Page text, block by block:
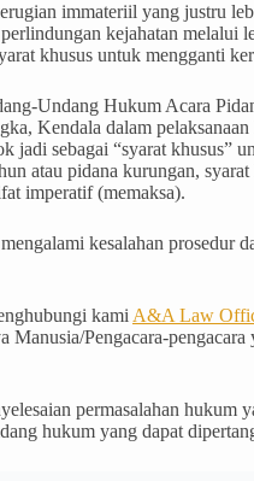
immateriil yang justru
kejahatan melalui
khusus untuk mengganti
Undang Hukum Acara
Kendala dalam
sebagai “syarat
atau pidana kurungan,
imperatif (memaksa).
kesalahan prosedur
kami A&A Law
Pengacara-
permasalahan
hukum yang dapat